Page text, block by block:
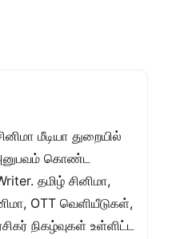
மீடியா துறையில்
கொண்ட
தமிழ் சினிமா,
OTT வெளியீடுகள்,
நிகழ்வுகள் உள்ளிட்ட